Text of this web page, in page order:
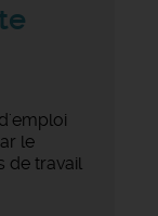
le
de travail